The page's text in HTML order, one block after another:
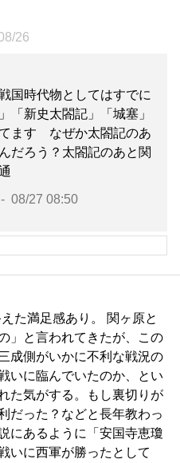
26
国時代物としてはすでに
「新史太閤記」「城塞」
ます なぜか太閤記のあ
だろう？太閤記のあと関
08/27 08:50
た満足感あり。 関ヶ原と
」と言われてきたが、この
成側がいかに不利な戦況の
いに臨んでいたのか、とい
た気がする。もし裏切りが
だった？などと長年教わっ
にあるように「安国寺恵瓊
いに西軍が勝ったとして